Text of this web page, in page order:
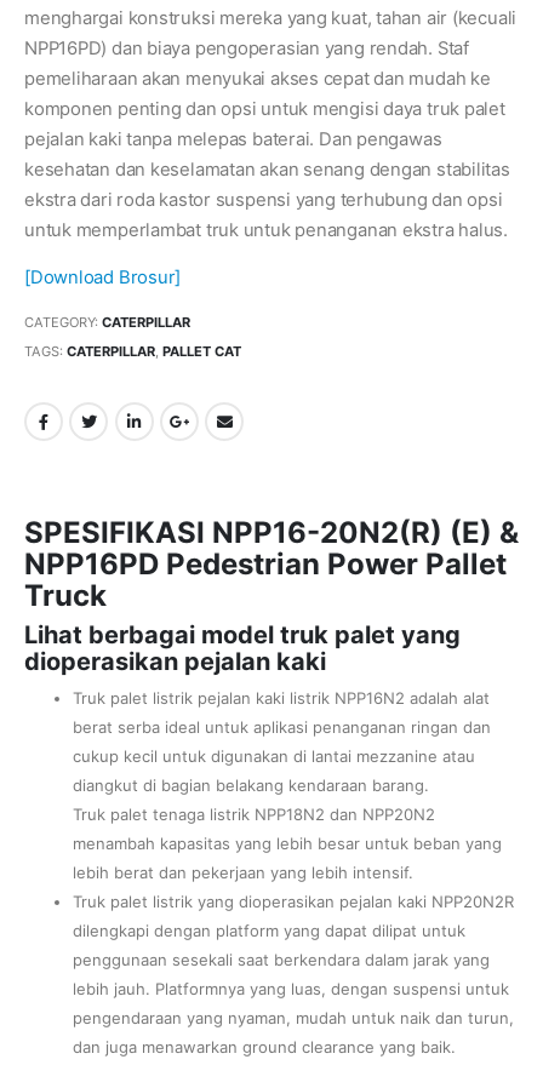
menghargai konstruksi mereka yang kuat, tahan air (kecuali
NPP16PD) dan biaya pengoperasian yang rendah. Staf
pemeliharaan akan menyukai akses cepat dan mudah ke
komponen penting dan opsi untuk mengisi daya truk palet
pejalan kaki tanpa melepas baterai. Dan pengawas
kesehatan dan keselamatan akan senang dengan stabilitas
ekstra dari roda kastor suspensi yang terhubung dan opsi
untuk memperlambat truk untuk penanganan ekstra halus.
[Download Brosur]
CATEGORY: CATERPILLAR
TAGS: CATERPILLAR PALLET CAT
SPESIFIKASI NPP16-20N2(R) (E) &
NPP16PD Pedestrian Power Pallet
Truck
Lihat berbagai model truk palet yang
dioperasikan pejalan kaki
Truk palet listrik pejalan kaki listrik NPP16N2 adalah alat
berat serba ideal untuk aplikasi penanganan ringan dan
cukup kecil untuk digunakan di lantai mezzanine atau
diangkut di bagian belakang kendaraan barang.
Truk palet tenaga listrik NPP18N2 dan NPP20N2
menambah kapasitas yang lebih besar untuk beban yang
lebih berat dan pekerjaan yang lebih intensif.
Truk palet listrik yang dioperasikan pejalan kaki NPP20N2R
dilengkapi dengan platform yang dapat dilipat untuk
penggunaan sesekali saat berkendara dalam jarak yang
lebih jauh. Platformnya yang luas, dengan suspensi untuk
pengendaraan yang nyaman, mudah untuk naik dan turun,
dan juga menawarkan ground clearance yang baik.